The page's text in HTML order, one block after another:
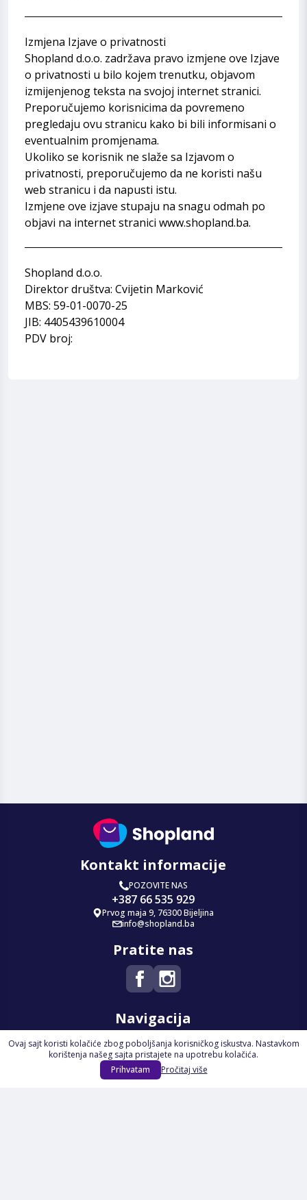
Izmjena Izjave o privatnosti
Shopland d.o.o. zadržava pravo izmjene ove Izjave
o privatnosti u bilo kojem trenutku, objavom
izmijenjenog teksta na svojoj internet stranici.
Preporučujemo korisnicima da povremeno
pregledaju ovu stranicu kako bi bili informisani o
eventualnim promjenama.
Ukoliko se korisnik ne slaže sa Izjavom o
privatnosti, preporučujemo da ne koristi našu
web stranicu i da napusti istu.
Izmjene ove izjave stupaju na snagu odmah po
objavi na internet stranici www.shopland.ba.
Shopland d.o.o.
Direktor društva: Cvijetin Marković
MBS: 59-01-0070-25
JIB: 4405439610004
PDV broj:
Kontakt informacije
POZOVITE NAS
+387 66 535 929
Prvog maja 9, 76300 Bijeljina
info@shopland.ba
Pratite nas
Navigacija
Početna
Na Akciji
Izdvajamo
Ovaj sajt koristi kolačiće zbog poboljšanja korisničkog iskustva. Nastavkom
korištenja našeg sajta pristajete na upotrebu kolačića.
Prihvatam
Pročitaj više